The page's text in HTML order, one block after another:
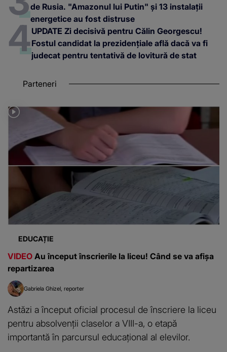
de Rusia. "Amazonul lui Putin" și 13 instalații
energetice au fost distruse
UPDATE Zi decisivă pentru Călin Georgescu!
Fostul candidat la prezidențiale află dacă va fi
judecat pentru tentativă de lovitură de stat
Parteneri
EDUCAȚIE
VIDEO Au început înscrierile la liceu! Când se va afișa
repartizarea
Gabriela Ghizel reporter
Astăzi a început oficial procesul de înscriere la liceu
pentru absolvenții claselor a VIII-a, o etapă
importantă în parcursul educațional al elevilor.